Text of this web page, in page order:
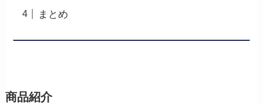
まとめ
商品紹介